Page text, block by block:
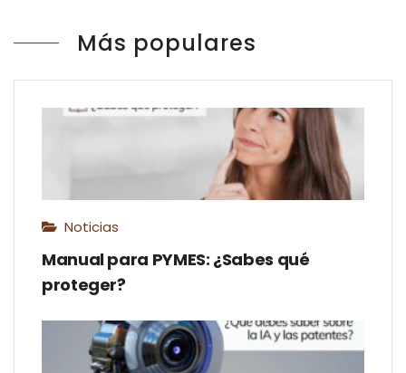
Más populares
Noticias
Manual para PYMES: ¿Sabes qué
proteger?